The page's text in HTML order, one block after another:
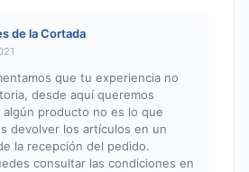
de la Cortada
que tu experiencia no
desde aquí queremos
producto no es lo que
devolver los artículos en un
la recepción del pedido.
consultar las condiciones en